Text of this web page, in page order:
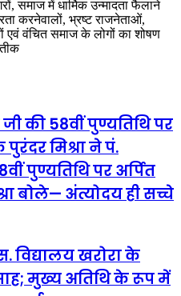
समाज में धार्मिक उन्मादता फैलाने
करनेवालों, भ्रष्ट राजनेताओं,
एवं वंचित समाज के लोगों का शोषण
की 58वीं पुण्यतिथि पर
पुरंदर मिश्रा ने पं.
पुण्यतिथि पर अर्पित
बोले— अंत्योदय ही सच्चे
विद्यालय खरोरा के
मुख्य अतिथि के रूप में